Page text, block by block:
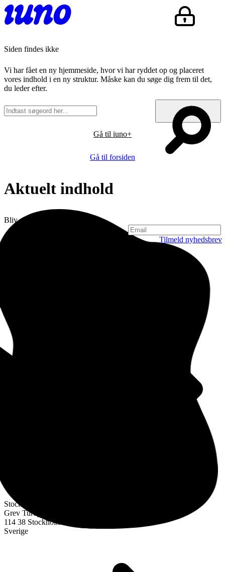
Siden findes ikke
Vi har fået en ny hjemmeside, hvor vi har ryddet op og placeret
vores indhold i en ny struktur. Måske kan du søge dig frem til det,
du leder efter.
Gå til iuno+
Gå til forsiden
Aktuelt indhold
Bliv opdateret
Tilmeld nyhedsbrev
Stockholm
Grev Turegatan 30
114 38 Stockholm
Sverige